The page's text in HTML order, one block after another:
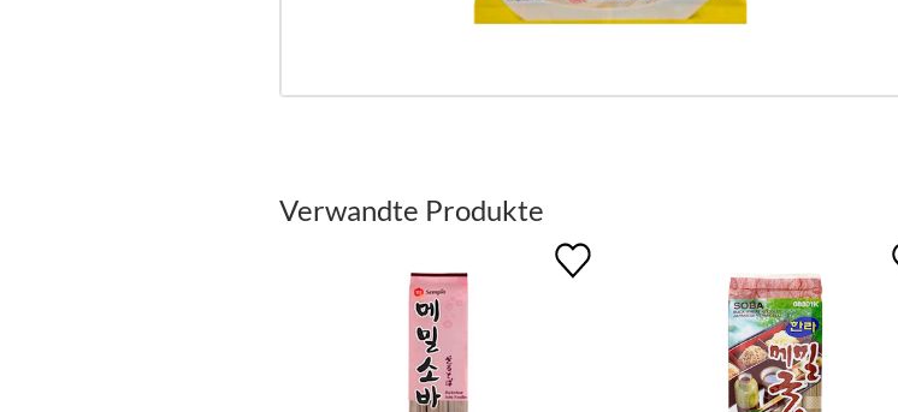
Verwandte Produkte